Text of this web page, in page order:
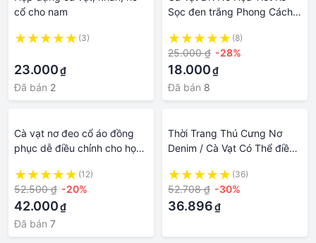
cổ cho nam
(3)
23.000₫
Đã bán 2
Sọc đen trắng Phong Cách
cà vạt jk
(8)
25.000 ₫ -28%
18.000₫
Đã bán 8
Cà vạt nơ đeo cổ áo đồng
phục dễ điều chỉnh cho học
(12)
52.500 ₫ -20%
42.000₫
Đã bán 7
Thời Trang Thú Cưng Nơ
Denim / Cà Vạt Có Thể điều
Kiện Vòng Cổ Quý ông Làm
Bằng Tay
(36)
52.708 ₫ -30%
36.896₫